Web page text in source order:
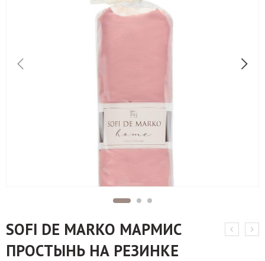
SOFI DE MARKO МАРМИС
ПРОСТЫНЬ НА РЕЗИНКЕ